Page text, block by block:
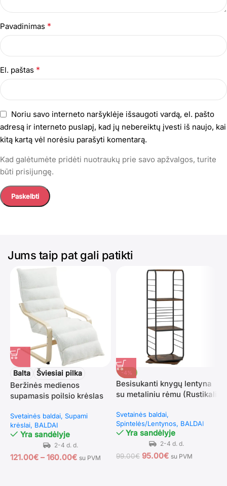
Pavadinimas *
El. paštas *
Noriu savo interneto naršyklėje išsaugoti vardą, el. pašto
adresą ir interneto puslapį, kad jų nebereiktų įvesti iš naujo, kai
kitą kartą vėl norėsiu parašyti komentarą.
Kad galėtumėte pridėti nuotraukų prie savo apžvalgos, turite
būti prisijungę.
Jums taip pat gali patikti
Balta Šviesiai pilka
Beržinės medienos
supamasis poilsio krėslas
atrama
Svetainės baldai Supami
krėslai BALDAI
Yra sandėlyje
121.00€ – 160.00€ su PVM
-4%
Besisukanti knygų lentyna
su metaliniu rėmu (Rustikali
Svetainės baldai
Spintelės/Lentynos BALDAI
Yra sandėlyje
99.00€ 95.00€ su PVM